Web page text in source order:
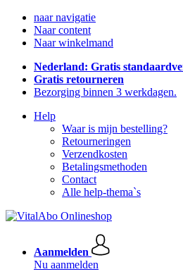
naar navigatie
Naar content
Naar winkelmand
Nederland: Gratis
Gratis retourneren
Bezorging binnen 3 werkdagen.
Help
Waar is mijn bestelling?
Retourneringen
Verzendkosten
Betalingsmethoden
Contact
Alle help-thema`s
Aanmelden
Nu aanmelden